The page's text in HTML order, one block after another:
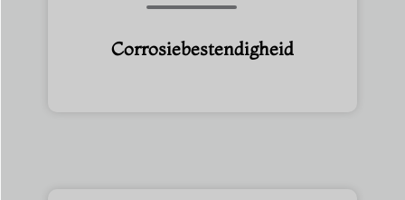
Corrosiebestendigheid